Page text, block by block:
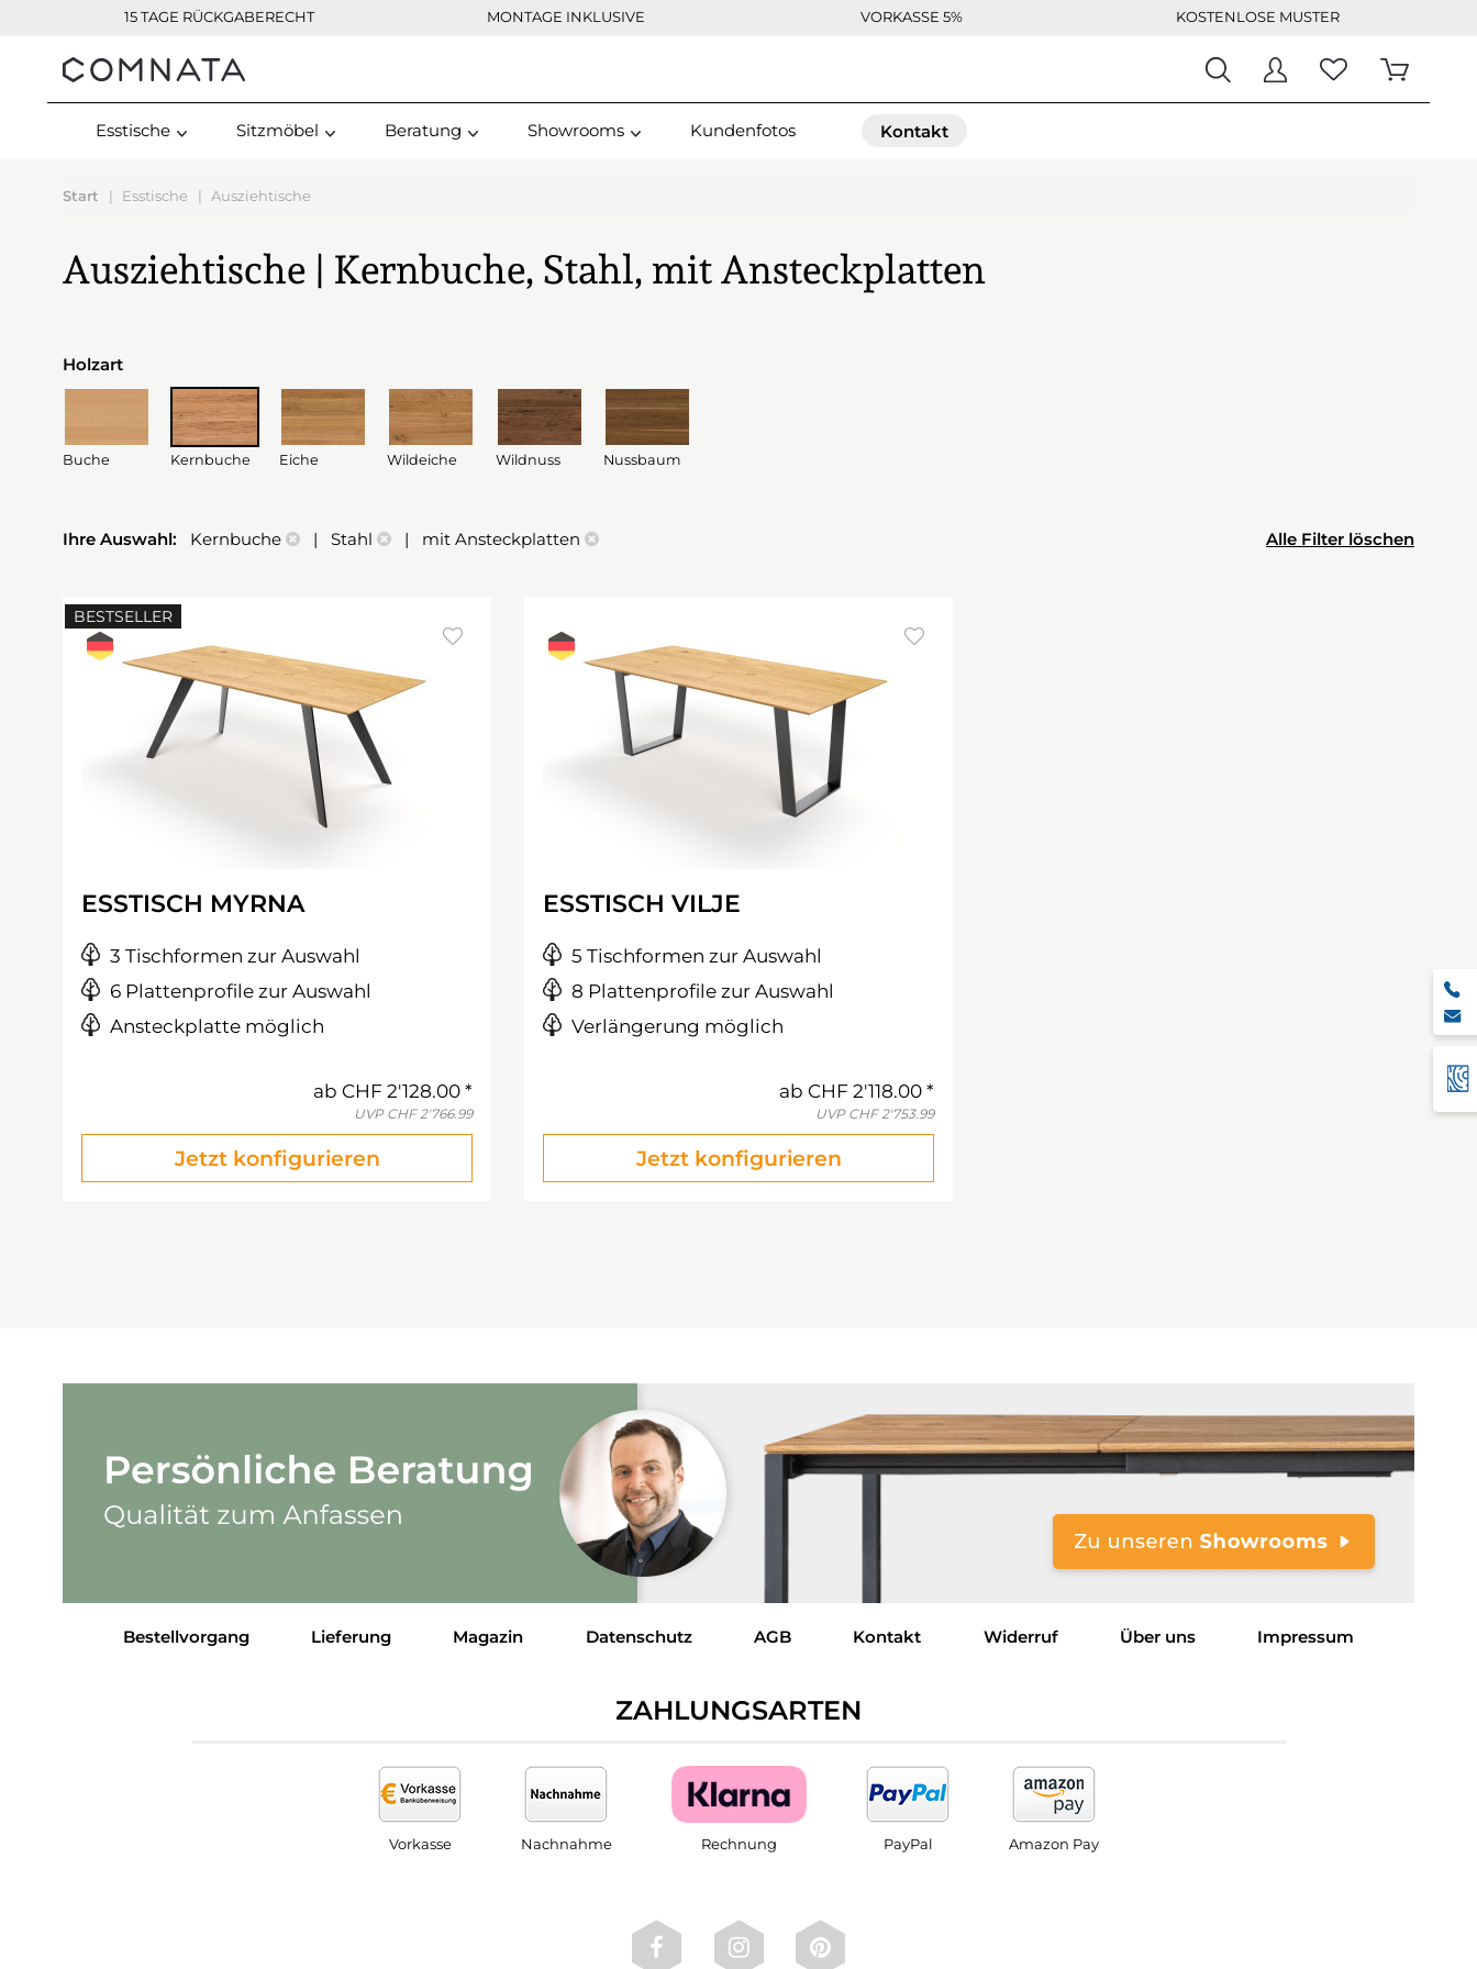
15 TAGE RÜCKGABERECHT MONTAGE INKLUSIVE VORKASSE 5% KOSTENLOSE MUSTER
Kontakt
Esstische Sitzmöbel Beratung Showrooms Kundenfotos Kontakt
Start Esstische Ausziehtische
Ausziehtische | Kernbuche, Stahl, mit Ansteckplatten
Holzart
Buche Kernbuche Eiche Wildeiche Wildnuss Nussbaum
Ihre Auswahl: Kernbuche | Stahl | mit Ansteckplatten Alle Filter löschen
BESTSELLER
ESSTISCH MYRNA
3 Tischformen zur Auswahl
6 Plattenprofile zur Auswahl
Ansteckplatte möglich
ab CHF 2'128.00
UVP CHF 2'766.99
Jetzt konfigurieren
ESSTISCH VILJE
5 Tischformen zur Auswahl
8 Plattenprofile zur Auswahl
Verlängerung möglich
ab CHF 2'118.00
UVP CHF 2'753.99
Jetzt konfigurieren
Bestellvorgang Lieferung Magazin Datenschutz AGB Kontakt Widerruf Über uns Impressum
ZAHLUNGSARTEN
Vorkasse Nachnahme Rechnung PayPal Amazon Pay